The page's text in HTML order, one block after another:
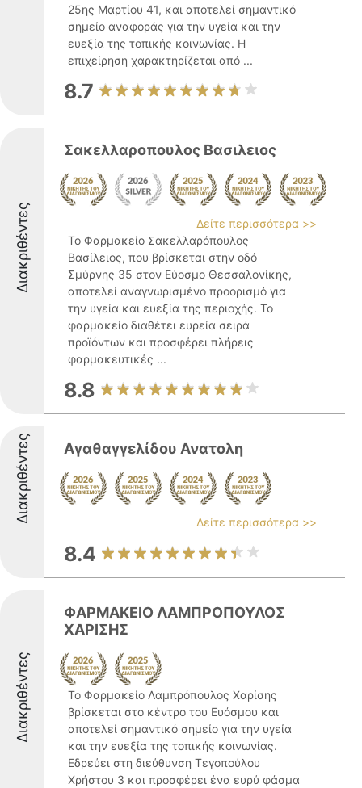
25ης Μαρτίου 41, και αποτελεί σημαντικό
σημείο αναφοράς για την υγεία και την
ευεξία της τοπικής κοινωνίας. Η
επιχείρηση χαρακτηρίζεται από ...
8.7
Διακριθέντες
Σακελλαροπουλος Βασιλειος
Δείτε περισσότερα >>
Το Φαρμακείο Σακελλαρόπουλος
Βασίλειος, που βρίσκεται στην οδό
Σμύρνης 35 στον Εύοσμο Θεσσαλονίκης,
αποτελεί αναγνωρισμένο προορισμό για
την υγεία και ευεξία της περιοχής. Το
φαρμακείο διαθέτει ευρεία σειρά
προϊόντων και προσφέρει πλήρεις
φαρμακευτικές ...
8.8
Διακριθέντες Αγαθαγγελίδου Ανατολη
Δείτε περισσότερα >>
8.4
Διακριθέντες
ΦΑΡΜΑΚΕΙΟ ΛΑΜΠΡΟΠΟΥΛΟΣ
ΧΑΡΙΣΗΣ
Το Φαρμακείο Λαμπρόπουλος Χαρίσης
βρίσκεται στο κέντρο του Ευόσμου και
αποτελεί σημαντικό σημείο για την υγεία
και την ευεξία της τοπικής κοινωνίας.
Εδρεύει στη διεύθυνση Τεγοπούλου
Χρήστου 3 και προσφέρει ένα ευρύ φάσμα